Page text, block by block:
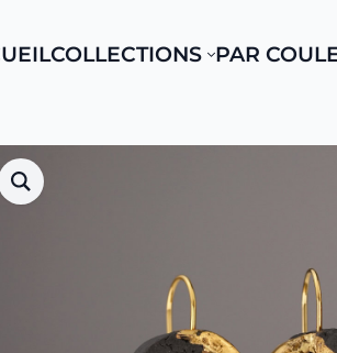
COLLECTIONS PAR